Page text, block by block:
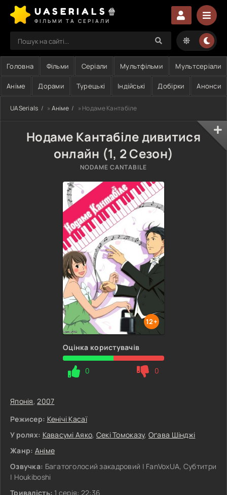
UASERIALS🍿
ФІЛЬМИ ТА СЕРІАЛИ
Головна Фільми Серіали Мультфільми Мультсеріали
Аніме Дорами Турецькі Індійські Добірки Анонси
UASerials » Аніме » Нодаме Кантабіле
Нодаме Кантабіле дивитися
онлайн (1, 2 Сезон)
NODAME CANTABILE
12+
Оцінка користувачів
0 0
Японія,2007
Режисер: Кенічі Касаї
У ролях: Кавасумі Аяко, Секі Томоказу, Оґава Шінджі
Жанр: Аніме
Озвучка: Багатоголосий закадровий | FanVoxUA, Субтитри
| Houkiboshi
Тривалість: 1 серія: 22:36